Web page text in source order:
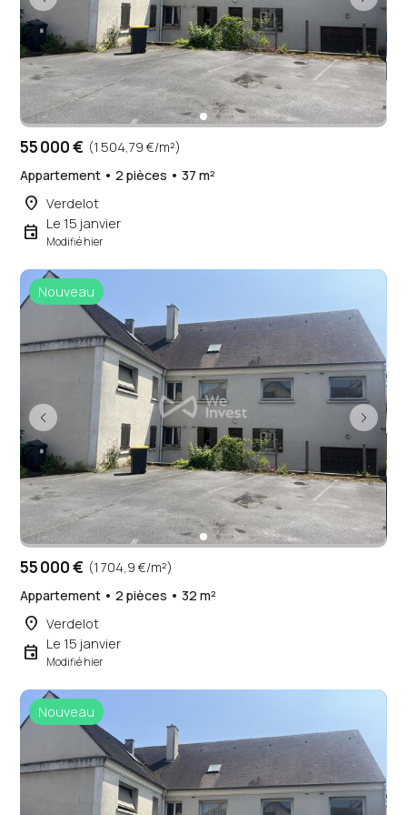
55 000 € (1 504,79 €/m²)
Appartement • 2 pièces • 37 m²
place Verdelot
event Le 15 janvier
Modifié hier
Nouveau
55 000 € (1 704,9 €/m²)
Appartement • 2 pièces • 32 m²
place Verdelot
event Le 15 janvier
Modifié hier
Nouveau